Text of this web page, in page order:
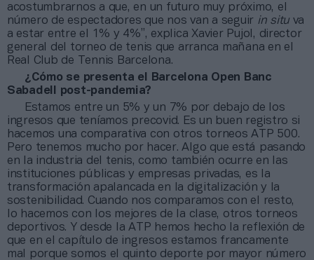
acostumbrarnos a que, en un futuro muy próximo, el
número de espectadores que nos van a seguir in situ va
a estar entre el 1% y 4%”, explica Xavier Pujol, director
general del torneo de tenis que arranca mañana en el
Real Club de Tennis Barcelona.
¿Cómo se presenta el Barcelona Open Banc
Sabadell post-pandemia?
Estamos entre un 5% y un 7% por debajo de los
ingresos que teníamos precovid. Es un buen registro si
hacemos una comparativa con otros torneos ATP 500.
Pero tenemos mucho por hacer. Algo que está pasando
en la industria del tenis, como también ocurre en las
instituciones públicas y empresas privadas, es la
transformación apalancada en la digitalización y la
sostenibilidad. Cuando nos comparamos con el resto,
lo hacemos con los mejores de la clase, otros torneos
deportivos. Y desde la ATP hemos hecho la reflexión de
que en el capítulo de ingresos estamos francamente
mal porque somos el quinto deporte por mayor número